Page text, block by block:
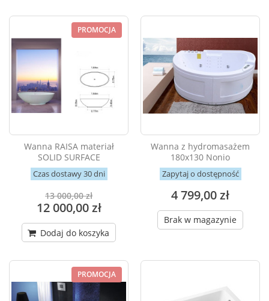
PROMOCJA
Wanna RAISA materiał
SOLID SURFACE
Czas dostawy 30 dni
13 000,00 zł
12 000,00 zł
Dodaj do koszyka
Wanna z hydromasażem
180x130 Nonio
Zapytaj o dostępność
4 799,00 zł
Brak w magazynie
PROMOCJA